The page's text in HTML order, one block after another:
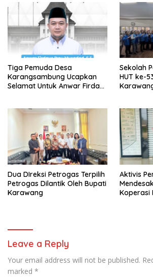
Tiga Pemuda Desa
Karangsambung Ucapkan
Selamat Untuk Anwar Firdaus
Sekolah
HUT ke-
Dua DIreksi Petrogas Terpilih
Petrogas Dilantik Oleh Bupati
Karawang
Aktivis
Koperasi
Leave a Reply
Your email address will not be published.
marked *